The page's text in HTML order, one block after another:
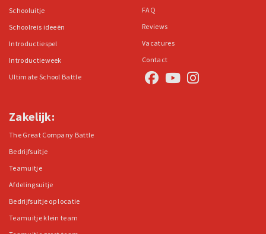
Schooluitje
Schoolreis ideeën
Introductiespel
Introductieweek
Ultimate School Battle
FAQ
Reviews
Vacatures
Contact
Zakelijk:
The Great Company Battle
Bedrijfsuitje
Teamuitje
Afdelingsuitje
Bedrijfsuitje op locatie
Teamuitje klein team